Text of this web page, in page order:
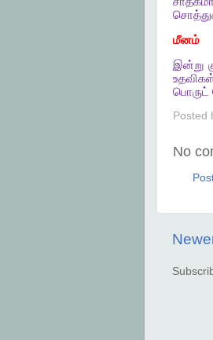
மீனம்
இன்று
பொருட்
Posted
No